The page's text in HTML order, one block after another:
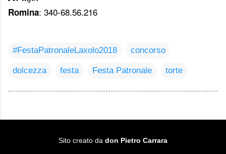
Romina: 340-68.56.216
#FestaPatronaleLaxolo2018 concorso
dolcezza festa Festa Patronale torte
Sito creato da don Pietro Carrara